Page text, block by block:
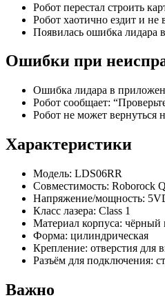
Робот перестал строить
Робот хаотично ездит и не
Появилась ошибка лидара
Ошибки при
Ошибка лидара в
Робот сообщает:
Робот не может вернуться
Характеристики
Модель: LDS06RR
Совместимость: Roborock
Напряжение/мощность:
Класс лазера: Class 1
Материал корпуса: чёрный
Форма: цилиндрическая
Крепление: отверстия для
Разъём для подключения:
Важно